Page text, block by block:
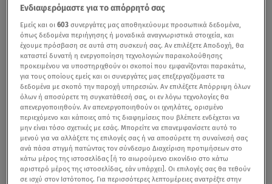
Ενδιαφερόμαστε για το απόρρητό σας
Εμείς και οι603 συνεργάτες μας αποθηκεύουμε προσωπικά δεδομένα,
όπως δεδομένα περιήγησης ή μοναδικά αναγνωριστικά στοιχεία, και
έχουμε πρόσβαση σε αυτά στη συσκευή σας. Αν επιλέξετε Αποδοχή, θα
καταστεί δυνατή η ενεργοποίηση τεχνολογιών παρακολούθησης
προκειμένου να υποστηριχθούν οι σκοποί που εμφανίζονται παρακάτω,
για τους οποίους εμείς και οι συνεργάτες μας επεξεργαζόμαστε τα
δεδομένα με σκοπό την παροχή υπηρεσιών. Αν επιλέξετε Απόρριψη όλων
όλων ή αποσύρετε τη συγκατάθεσή σας, οι εν λόγω τεχνολογίες θα
απενεργοποιηθούν. Αν απενεργοποιηθούν οι ιχνηλάτες, ορισμένο
περιεχόμενο και κάποιες από τις διαφημίσεις που βλέπετε ενδέχεται να
μην είναι τόσο σχετικές με εσάς. Μπορείτε να επανεμφανίσετε αυτό το
μενού για να αλλάξετε τις επιλογές σας ή να αποσύρετε τη συναίνεσή σας
ανά πάσα στιγμή πατώντας τον σύνδεσμο Διαχείριση προτιμήσεων στο
κάτω μέρος της ιστοσελίδας [ή το αιωρούμενο εικονίδιο στο κάτω
αριστερό μέρος της ιστοσελίδας, εάν υπάρχει]. Οι επιλογές σας θα τεθούν
σε ισχύ στον Ιστότοπος. Για περισσότερες λεπτομέρειες ανατρέξτε στην